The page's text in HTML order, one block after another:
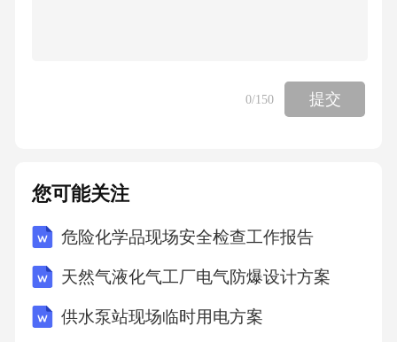
（1）开学前后做好家园联系工作，接待孩子入
会，与家长沟通了解孩子假期中的情况，做到
家长、教师、孩子
三者之间能尽快配合好，减轻孩子来园的消极
情绪和不适应感；
0/150 提交
您可能关注
危险化学品现场安全检查工作报告
天然气液化气工厂电气防爆设计方案
供水泵站现场临时用电方案